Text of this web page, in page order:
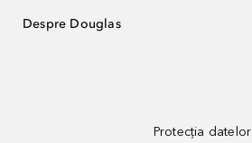
Despre Douglas
Protecția datelor